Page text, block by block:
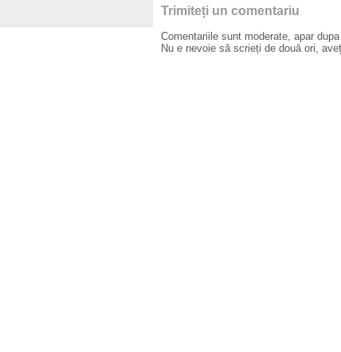
Trimiteți un comentariu
Comentariile sunt moderate, apar
Nu e nevoie să scrieți de două ori,